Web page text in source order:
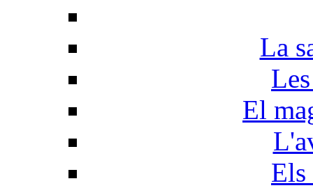
La
El
Els